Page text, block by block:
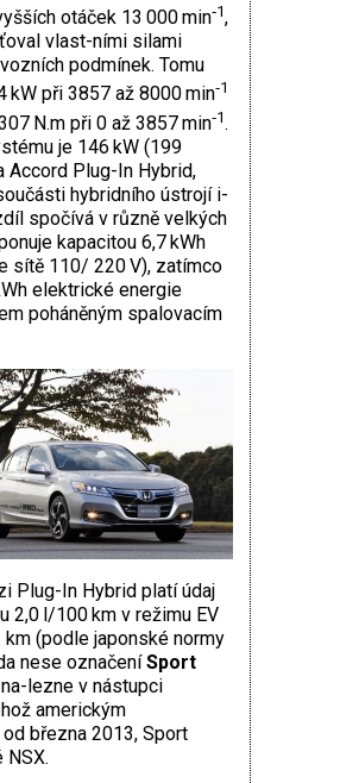
otáček 13 000 min‑1,
vlast-ními silami
podmínek. Tomu
kW při 3857 až 8000 min‑1
N.m při 0 až 3857 min‑1.
je 146 kW (199
Accord Plug-In Hybrid,
hybridního ústrojí i-
spočívá v různě velkých
kapacitou 6,7 kWh
sítě 110/ 220 V), zatímco
elektrické energie
poháněným spalovacím
Plug-In Hybrid platí údaj
2,0 l/100 km v režimu EV
(podle japonské normy
nese označeníSport
lezne v nástupci
americkým
března 2013, Sport